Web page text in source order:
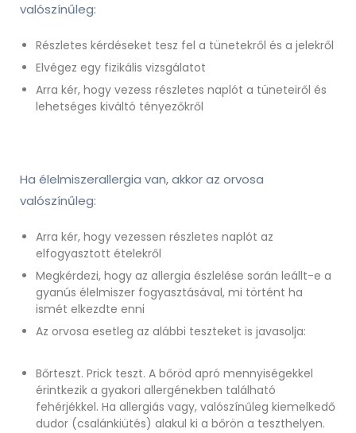
valószínűleg:
Részletes kérdéseket tesz fel a tünetekről és a jelekről
Elvégez egy fizikális vizsgálatot
Arra kér, hogy vezess részletes naplót a tüneteiről és
lehetséges kiváltó tényezőkről
Ha élelmiszerallergia van, akkor az orvosa
valószínűleg:
Arra kér, hogy vezessen részletes naplót az
elfogyasztott ételekről
Megkérdezi, hogy az allergia észlelése során leállt-e a
gyanús élelmiszer fogyasztásával, mi történt ha
ismét elkezdte enni
Az orvosa esetleg az alábbi teszteket is javasolja:
Bőrteszt. Prick teszt. A bőröd apró mennyiségekkel
érintkezik a gyakori allergénekben található
fehérjékkel. Ha allergiás vagy, valószínűleg kiemelkedő
dudor (csalánkiütés) alakul ki a bőrön a teszthelyen.